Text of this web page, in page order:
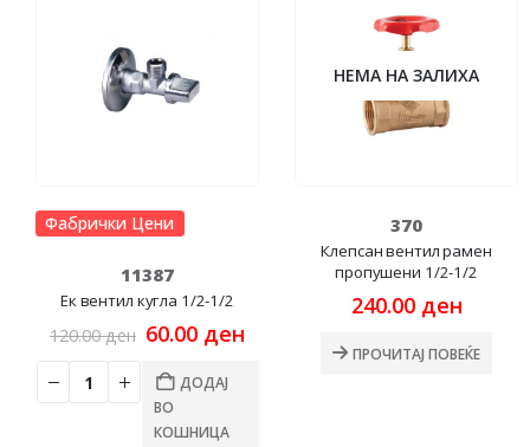
Фабрички Цени
11387
Ек вентил кугла 1/2-1/2
120.00ден Original
was:
120.00 ден.
60.00 ден
ДОДАЈ
ВО
КОШНИЦА
НЕМА НА ЗАЛИХА
370
Клепсан вентил рамен
пропушени 1/2-1/2
240.00 ден
ПРОЧИТАЈ ПОВЕЌЕ